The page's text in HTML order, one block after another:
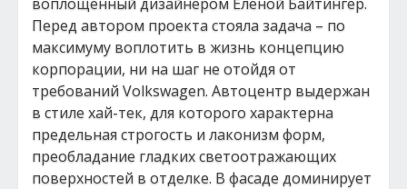
Перед автором проекта стояла задача – по
максимуму воплотить в жизнь концепцию
корпорации, ни на шаг не отойдя от
требований Volkswagen. Автоцентр выдержан
в стиле хай-тек, для которого характерна
предельная строгость и лаконизм форм,
преобладание гладких светоотражающих
поверхностей в отделке. В фасаде доминирует